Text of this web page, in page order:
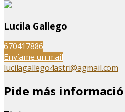
Lucila Gallego
670417886
Envíame un mail
lucilagallego4astri@agmail.com
Pide más